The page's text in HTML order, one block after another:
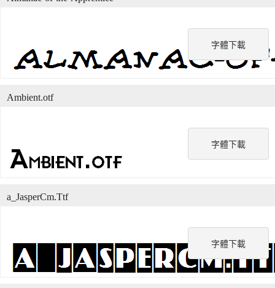
字體下載
字體下載
Ambient.otf
字體下載
a_JasperCm.Ttf